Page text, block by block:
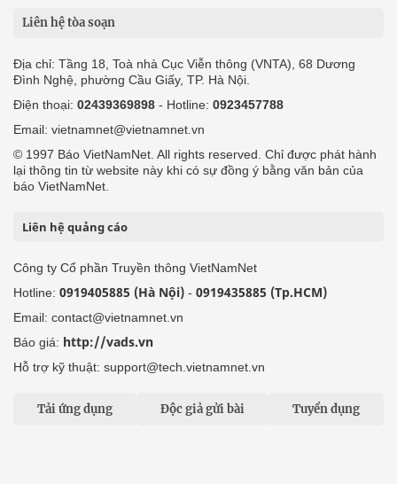
Liên hệ tòa soạn
Địa chỉ: Tầng 18, Toà nhà Cục Viễn thông (VNTA), 68 Dương
Đình Nghệ, phường Cầu Giấy, TP. Hà Nội.
Điện thoại: 02439369898 - Hotline: 0923457788
Email: vietnamnet@vietnamnet.vn
© 1997 Báo VietNamNet. All rights reserved. Chỉ được phát hành
lại thông tin từ website này khi có sự đồng ý bằng văn bản của
báo VietNamNet.
Liên hệ quảng cáo
Công ty Cổ phần Truyền thông VietNamNet
Hotline: 0919405885 (Hà Nội) - 0919435885 (Tp.HCM)
Email: contact@vietnamnet.vn
Báo giá: http://vads.vn
Hỗ trợ kỹ thuật: support@tech.vietnamnet.vn
Tải ứng dụng Độc giả gửi bài Tuyển dụng